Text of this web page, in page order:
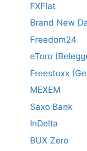
FXFlat
Brand New
Freedom24
eToro
Freestoxx
MEXEM
Saxo Bank
InDelta
BUX Zero